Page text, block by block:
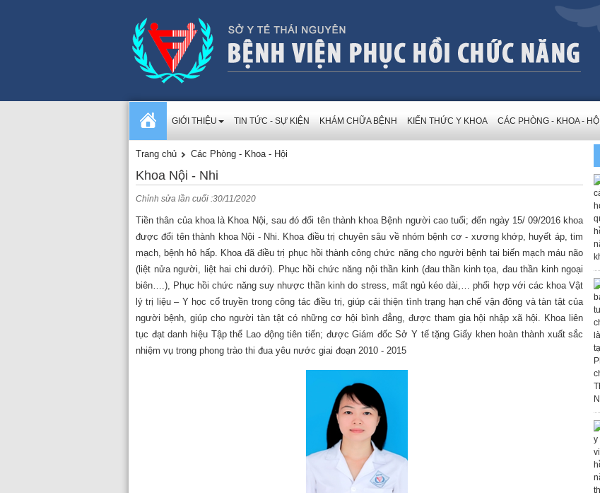
GIỚI THIỆU TIN TỨC - SỰ KIỆN KHÁM CHỮA BỆNH KIẾN THỨC Y KHOA CÁC PHÒNG - KHOA - HỘI
Trang chủ Các Phòng - Khoa - Hội
Khoa Nội - Nhi
Chỉnh sửa lần cuối :30/11/2020
Tiền thân của khoa là Khoa Nội, sau đó đổi tên thành khoa Bệnh người cao tuổi; đến ngày 15/ 09/2016 khoa
được đổi tên thành khoa Nội - Nhi. Khoa điều trị chuyên sâu về nhóm bệnh cơ - xương khớp, huyết áp, tim
mạch, bệnh hô hấp. Khoa đã điều trị phục hồi thành công chức năng cho người bệnh tai biến mạch máu não
(liệt nửa người, liệt hai chi dưới). Phục hồi chức năng nội thần kinh (đau thần kinh tọa, đau thần kinh ngoại
biên….), Phục hồi chức năng suy nhược thần kinh do stress, mất ngủ kéo dài,… phối hợp với các khoa Vật
lý trị liệu – Y học cổ truyền trong công tác điều trị, giúp cải thiện tình trạng hạn chế vận động và tàn tật của
người bệnh, giúp cho người tàn tật có những cơ hội bình đẳng, được tham gia hội nhập xã hội. Khoa liên
tục đạt danh hiệu Tập thể Lao động tiên tiến; được Giám đốc Sở Y tế tặng Giấy khen hoàn thành xuất sắc
nhiệm vụ trong phong trào thi đua yêu nước giai đoạn 2010 - 2015